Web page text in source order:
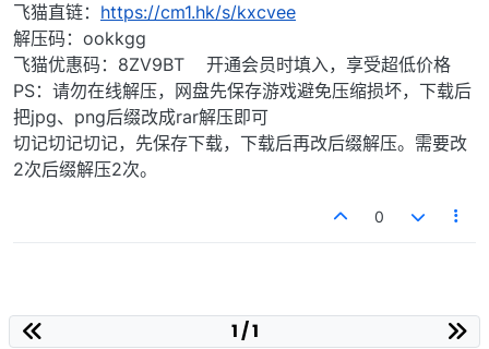
飞猫直链： https://cm1.hk/s/kxcvee
解压码：ookkgg
飞猫优惠码：8ZV9BT 开通会员时填入，享受超低价格
PS：请勿在线解压，网盘先保存游戏避免压缩损坏，下载后
把jpg、png后缀改成rar解压即可
切记切记切记，先保存下载，下载后再改后缀解压。需要改
2次后缀解压2次。
0
1 / 1